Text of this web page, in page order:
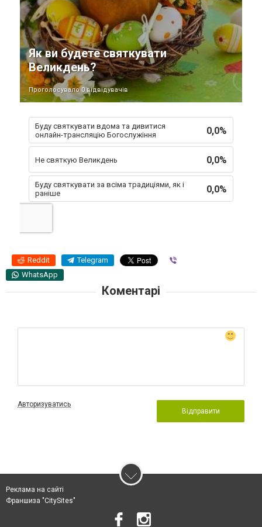
Як ви будете святкувати
Великдень?
Проголосувало 0 відвідувачів
0,0%
Буду святкувати вдома та дивитися
онлайн-трансляцію Богослужіння
0,0%
Не святкую Великдень
0,0%
Буду святкувати за всіма традиціями, як і
раніше
Reddit Telegram
WhatsApp
Коментарі
Авторизуватись
Відправити
Реклама на сайті
Франшиза "CitySites"